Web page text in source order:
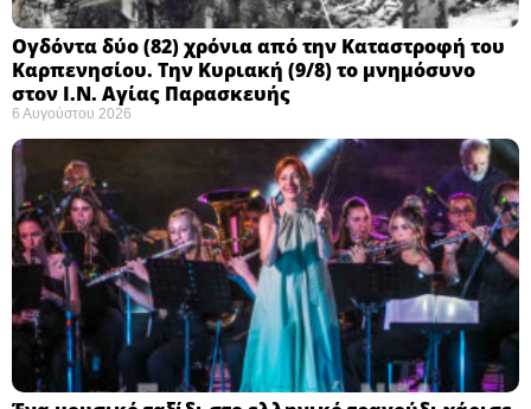
Ογδόντα δύο (82) χρόνια από την Καταστροφή του
Καρπενησίου. Την Κυριακή (9/8) το μνημόσυνο
στον Ι.Ν. Αγίας Παρασκευής
6 Αυγούστου 2026